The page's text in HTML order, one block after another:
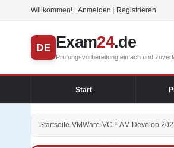
Willkommen! Anmelden Registrieren
DE Exam24.de
Prüfungsvorbereitung einfach und
Start
Startseite›VMWare›VCP-AM Develop